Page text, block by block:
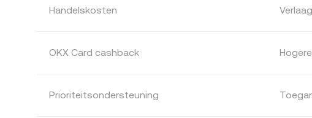
Handelskosten
OKX Card cashback
Prioriteitsondersteuning